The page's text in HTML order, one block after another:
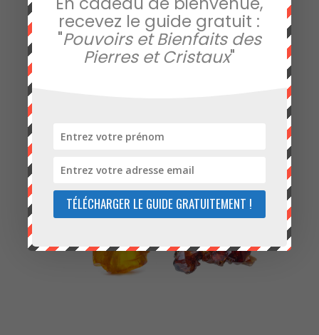
Cliquez sur les pierres
contre l’acné de votre
recevez le guide gratuit :
"Pouvoirs et Bienfaits des
Pierres et Cristaux"
TÉLÉCHARGER LE GUIDE GRATUITEMENT !